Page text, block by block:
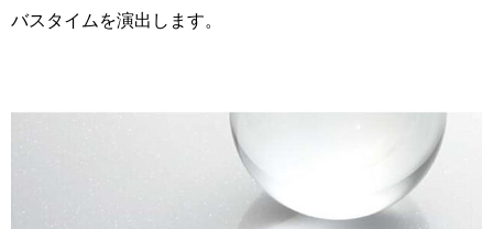
バスタイムを演出します。